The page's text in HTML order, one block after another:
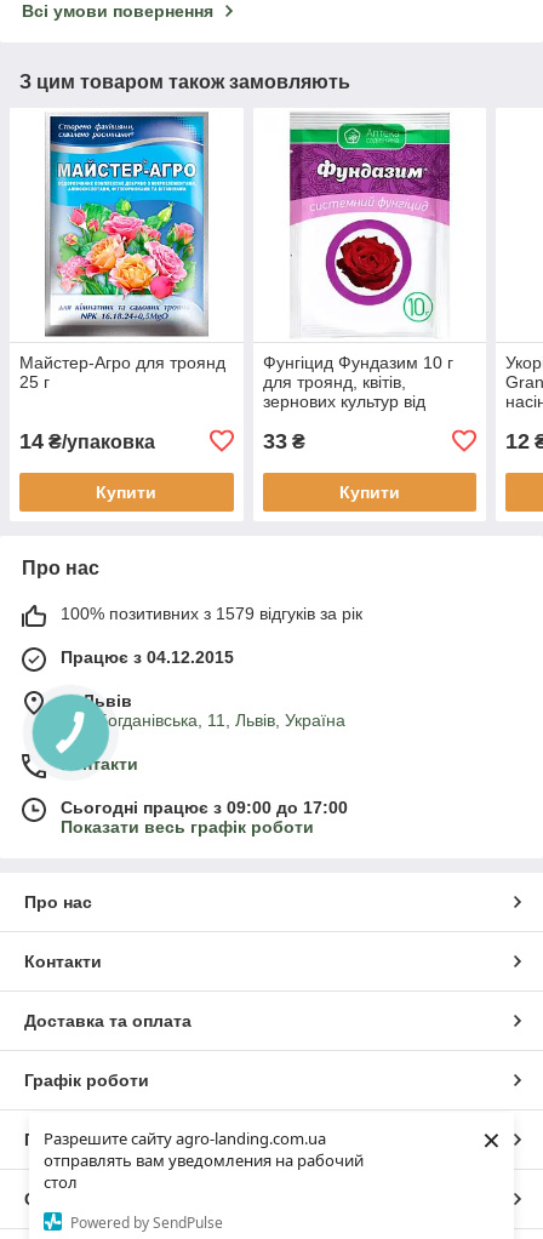
Разрешите сайту agro-landing.com.ua
отправлять вам уведомления на рабочий
стол
Powered by SendPulse
×
Всі умови повернення
З цим товаром також замовляють
Майстер-Агро для троянд
25 г
14 ₴/упаковка
Купити
Фунгіцид Фундазим 10 г
для троянд, квітів,
зернових культур від
33₴
Купити
12
Про нас
100% позитивних з 1579 відгуків за рік
Працює з 04.12.2015
м. Львів
вул. Богданівська, 11, Львів, Україна
Контакти
Сьогодні працює з 09:00 до 17:00
Показати весь графік роботи
Про нас
Контакти
Доставка та оплата
Графік роботи
Повна версія сайту
Сайт створено на маркетплейсі